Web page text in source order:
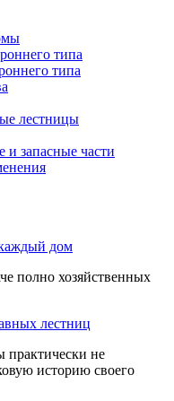
типа
типа
лестницы
запасные части
дом
полно хозяйственных
лестниц
практически не
историю своего